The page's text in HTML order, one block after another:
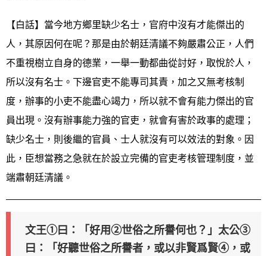
【白話】當今地方鄉里缺少名士，官府中沒有才能傑出的
人，其原因何在呢？那是由於朝廷清議不夠嚴肅公正，人們
不重視樹立自身的德業，一舉一動都曲從討好，取悅於人，
所以沒有名士。下邊官吏不能專司其責，加之又無考核制
度，辦事的小吏不能盡心竭力，所以就不會有能力傑出的官
員出現。沒有辦事能力強的官吏，就會有害於政事的處理；
缺少名士，則後繼的官員、士人就沒有可以效法的對象。因
此，臣想當務之急就在於設立完備的官吏考核管理制度，並
端肅朝廷清議。
文王①曰：「好用②世俗之所譽何也？」太公③
曰：「好聽世俗之所譽者，或以非賢爲賢④，或